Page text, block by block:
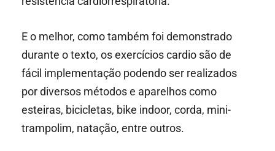
E o melhor, como também foi demonstrado
durante o texto, os exercícios cardio são de
fácil implementação podendo ser realizados
por diversos métodos e aparelhos como
esteiras, bicicletas, bike indoor, corda, mini-
trampolim, natação, entre outros.